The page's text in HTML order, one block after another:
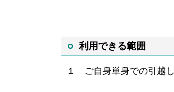
利用できる範囲
１ ご自身単身での引越し